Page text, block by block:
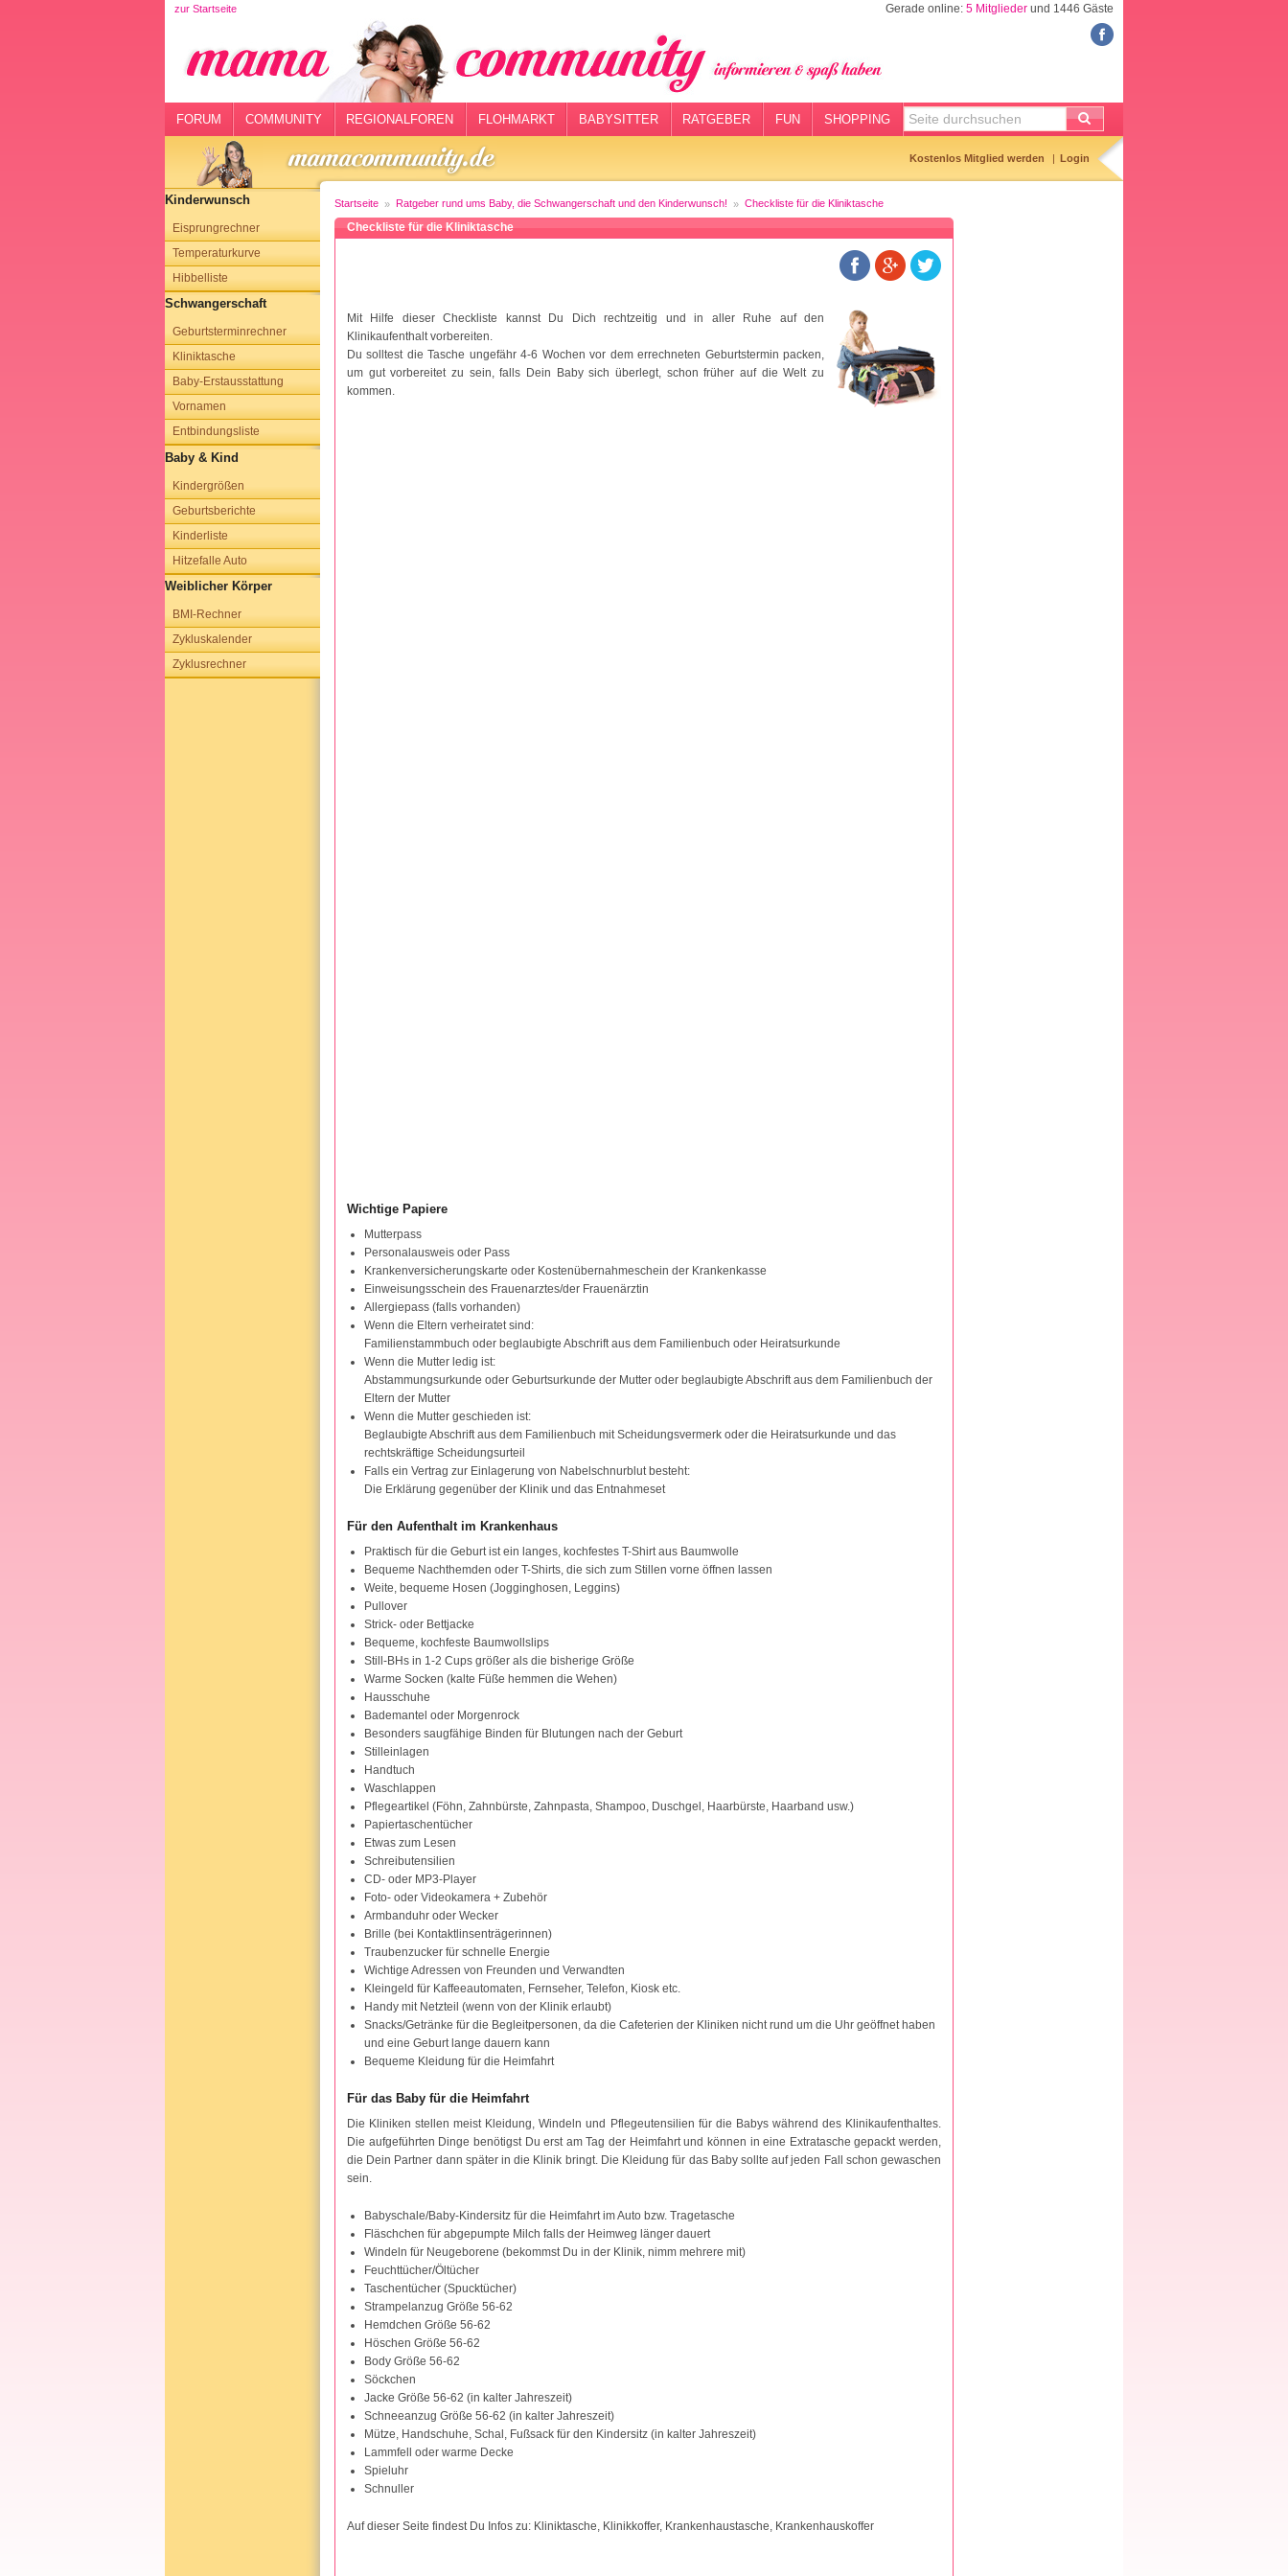
zur Startseite Gerade online: 5 Mitglieder und 1446 Gäste
FORUM COMMUNITY REGIONALFOREN FLOHMARKT BABYSITTER RATGEBER FUN SHOPPING
Kostenlos Mitglied werden Login
Kinderwunsch
Eisprungrechner
Temperaturkurve
Hibbelliste
Schwangerschaft
Geburtsterminrechner
Kliniktasche
Baby-Erstausstattung
Vornamen
Entbindungsliste
Baby & Kind
Kindergrößen
Geburtsberichte
Kinderliste
Hitzefalle Auto
Weiblicher Körper
BMI-Rechner
Zykluskalender
Zyklusrechner
Startseite Ratgeber rund ums Baby, die Schwangerschaft und den Kinderwunsch! Checkliste für die Kliniktasche
Checkliste für die Kliniktasche
Mit Hilfe dieser Checkliste kannst Du Dich rechtzeitig und in aller Ruhe auf den
Klinikaufenthalt vorbereiten.
Du solltest die Tasche ungefähr 4-6 Wochen vor dem errechneten Geburtstermin packen,
um gut vorbereitet zu sein, falls Dein Baby sich überlegt, schon früher auf die Welt zu
kommen.
Wichtige Papiere
Mutterpass
Personalausweis oder Pass
Krankenversicherungskarte oder Kostenübernahmeschein der Krankenkasse
Einweisungsschein des Frauenarztes/der Frauenärztin
Allergiepass (falls vorhanden)
Wenn die Eltern verheiratet sind:
Familienstammbuch oder beglaubigte Abschrift aus dem Familienbuch oder Heiratsurkunde
Wenn die Mutter ledig ist:
Abstammungsurkunde oder Geburtsurkunde der Mutter oder beglaubigte Abschrift aus dem Familienbuch der
Eltern der Mutter
Wenn die Mutter geschieden ist:
Beglaubigte Abschrift aus dem Familienbuch mit Scheidungsvermerk oder die Heiratsurkunde und das
rechtskräftige Scheidungsurteil
Falls ein Vertrag zur Einlagerung von Nabelschnurblut besteht:
Die Erklärung gegenüber der Klinik und das Entnahmeset
Für den Aufenthalt im Krankenhaus
Praktisch für die Geburt ist ein langes, kochfestes T-Shirt aus Baumwolle
Bequeme Nachthemden oder T-Shirts, die sich zum Stillen vorne öffnen lassen
Weite, bequeme Hosen (Jogginghosen, Leggins)
Pullover
Strick- oder Bettjacke
Bequeme, kochfeste Baumwollslips
Still-BHs in 1-2 Cups größer als die bisherige Größe
Warme Socken (kalte Füße hemmen die Wehen)
Hausschuhe
Bademantel oder Morgenrock
Besonders saugfähige Binden für Blutungen nach der Geburt
Stilleinlagen
Handtuch
Waschlappen
Pflegeartikel (Föhn, Zahnbürste, Zahnpasta, Shampoo, Duschgel, Haarbürste, Haarband usw.)
Papiertaschentücher
Etwas zum Lesen
Schreibutensilien
CD- oder MP3-Player
Foto- oder Videokamera + Zubehör
Armbanduhr oder Wecker
Brille (bei Kontaktlinsenträgerinnen)
Traubenzucker für schnelle Energie
Wichtige Adressen von Freunden und Verwandten
Kleingeld für Kaffeeautomaten, Fernseher, Telefon, Kiosk etc.
Handy mit Netzteil (wenn von der Klinik erlaubt)
Snacks/Getränke für die Begleitpersonen, da die Cafeterien der Kliniken nicht rund um die Uhr geöffnet haben
und eine Geburt lange dauern kann
Bequeme Kleidung für die Heimfahrt
Für das Baby für die Heimfahrt
Die Kliniken stellen meist Kleidung, Windeln und Pflegeutensilien für die Babys während des Klinikaufenthaltes.
Die aufgeführten Dinge benötigst Du erst am Tag der Heimfahrt und können in eine Extratasche gepackt werden,
die Dein Partner dann später in die Klinik bringt. Die Kleidung für das Baby sollte auf jeden Fall schon gewaschen
sein.
Babyschale/Baby-Kindersitz für die Heimfahrt im Auto bzw. Tragetasche
Fläschchen für abgepumpte Milch falls der Heimweg länger dauert
Windeln für Neugeborene (bekommst Du in der Klinik, nimm mehrere mit)
Feuchttücher/Öltücher
Taschentücher (Spucktücher)
Strampelanzug Größe 56-62
Hemdchen Größe 56-62
Höschen Größe 56-62
Body Größe 56-62
Söckchen
Jacke Größe 56-62 (in kalter Jahreszeit)
Schneeanzug Größe 56-62 (in kalter Jahreszeit)
Mütze, Handschuhe, Schal, Fußsack für den Kindersitz (in kalter Jahreszeit)
Lammfell oder warme Decke
Spieluhr
Schnuller
Auf dieser Seite findest Du Infos zu: Kliniktasche, Klinikkoffer, Krankenhaustasche, Krankenhauskoffer